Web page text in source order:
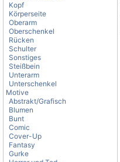
Kopf
Körperseite
Oberarm
Oberschenkel
Rücken
Schulter
Sonstiges
Steißbein
Unterarm
Unterschenkel
Motive
Abstrakt/Grafisch
Blumen
Bunt
Comic
Cover-Up
Fantasy
Gurke